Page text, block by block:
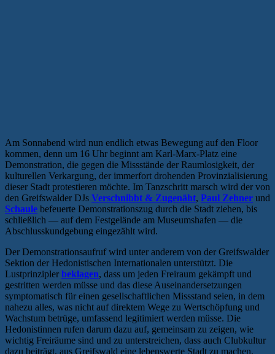
Am Sonnabend wird nun endlich etwas Bewegung auf den Floor
kommen, denn um 16 Uhr beginnt am Karl-Marx-Platz eine
Demonstration, die gegen die Missstände der Raumlosigkeit, der
kulturellen Verkargung, der immerfort drohenden Provinzialisierung
dieser Stadt protestieren möchte. Im Tanzschritt marsch wird der von
den Greifswalder DJs Verschnibbt & Zugenäht, Paul Zehner und
Schaule befeuerte Demonstrationszug durch die Stadt ziehen, bis
schließlich — auf dem Festgelände am Museumshafen — die
Abschlusskundgebung eingezählt wird.
Der Demonstrationsaufruf wird unter anderem von der Greifswalder
Sektion der Hedonistischen Internationalen unterstützt. Die
Lustprinzipler beklagen, dass um jeden Freiraum gekämpft und
gestritten werden müsse und das diese Auseinandersetzungen
symptomatisch für einen gesellschaftlichen Missstand seien, in dem
nahezu alles, was nicht auf direktem Wege zu Wertschöpfung und
Wachstum betrüge, umfassend legitimiert werden müsse. Die
Hedonistinnen rufen darum dazu auf, gemeinsam zu zeigen, wie
wichtig Freiräume sind und zu unterstreichen, dass auch Clubkultur
dazu beiträgt, aus Greifswald eine lebenswerte Stadt zu machen.